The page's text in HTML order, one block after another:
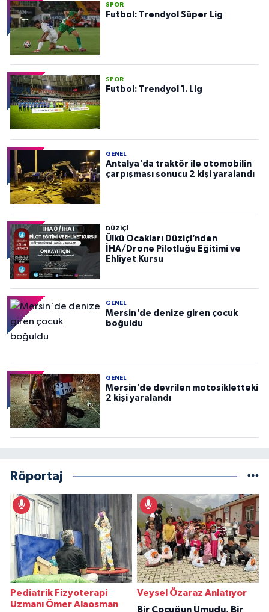
SPOR
Futbol: Trendyol Süper Lig
SPOR
Futbol: Trendyol 1. Lig
GENEL
Antalya'da traktör ile otomobilin
çarpışması sonucu 2 kişi yaralandı
DÜZIÇI
Ülkü Ocakları Düziçi’nden
İHA/Drone Pilotluğu Eğitimi ve
Ehliyet Kursu
GENEL
Mersin'de denize giren çocuk
boğuldu
GENEL
Mersin'de devrilen motosikletteki
2 kişi yaralandı
Röportaj
Pediatrik Fizyoterapi
Uzmanı Ömer Alaosman
Veysel Özaraz Anlatıyor
Bir Çocuğun Umudu, Bir